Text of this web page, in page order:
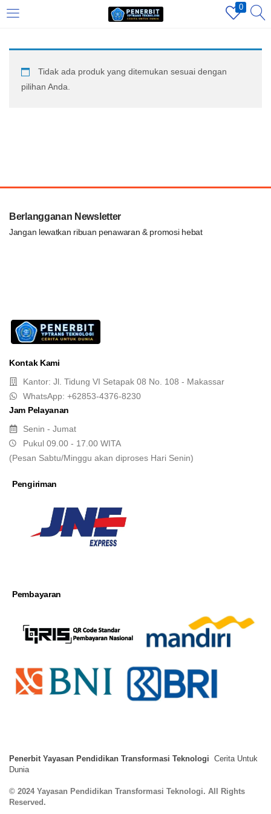
0
REGISTER
Enter your username and password to login.
Lost password?
Tidak ada produk yang ditemukan sesuai dengan
pilihan Anda.
Berlangganan Newsletter
Jangan lewatkan ribuan penawaran & promosi hebat
Kontak Kami
Kantor: Jl. Tidung VI Setapak 08 No. 108 - Makassar
WhatsApp: +62853-4376-8230
Jam Pelayanan
Senin - Jumat
Pukul 09.00 - 17.00 WITA
(Pesan Sabtu/Minggu akan diproses Hari Senin)
Pengiriman
Pembayaran
Penerbit Yayasan Pendidikan Transformasi Teknologi Cerita Untuk
Dunia
© 2024 Yayasan Pendidikan Transformasi Teknologi. All Rights
Reserved.